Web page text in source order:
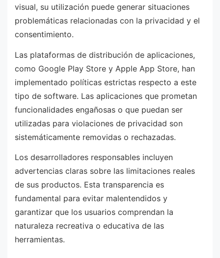
visual, su utilización puede generar situaciones
problemáticas relacionadas con la privacidad y el
consentimiento.
Las plataformas de distribución de aplicaciones,
como Google Play Store y Apple App Store, han
implementado políticas estrictas respecto a este
tipo de software. Las aplicaciones que prometan
funcionalidades engañosas o que puedan ser
utilizadas para violaciones de privacidad son
sistemáticamente removidas o rechazadas.
Los desarrolladores responsables incluyen
advertencias claras sobre las limitaciones reales
de sus productos. Esta transparencia es
fundamental para evitar malentendidos y
garantizar que los usuarios comprendan la
naturaleza recreativa o educativa de las
herramientas.